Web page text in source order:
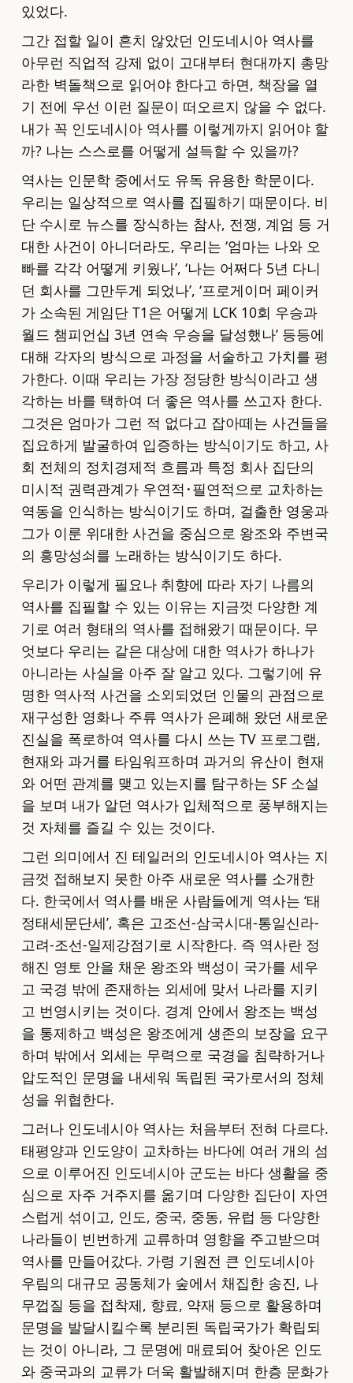
있었다.
그간 접할 일이 흔치 않았던 인도네시아 역사를
아무런 직업적 강제 없이 고대부터 현대까지 총망
라한 벽돌책으로 읽어야 한다고 하면, 책장을 열
기 전에 우선 이런 질문이 떠오르지 않을 수 없다.
내가 꼭 인도네시아 역사를 이렇게까지 읽어야 할
까? 나는 스스로를 어떻게 설득할 수 있을까?
역사는 인문학 중에서도 유독 유용한 학문이다.
우리는 일상적으로 역사를 집필하기 때문이다. 비
단 수시로 뉴스를 장식하는 참사, 전쟁, 계엄 등 거
대한 사건이 아니더라도, 우리는 ‘엄마는 나와 오
빠를 각각 어떻게 키웠나’, ‘나는 어쩌다 5년 다니
던 회사를 그만두게 되었나’, ‘프로게이머 페이커
가 소속된 게임단 T1은 어떻게 LCK 10회 우승과
월드 챔피언십 3년 연속 우승을 달성했나’ 등등에
대해 각자의 방식으로 과정을 서술하고 가치를 평
가한다. 이때 우리는 가장 정당한 방식이라고 생
각하는 바를 택하여 더 좋은 역사를 쓰고자 한다.
그것은 엄마가 그런 적 없다고 잡아떼는 사건들을
집요하게 발굴하여 입증하는 방식이기도 하고, 사
회 전체의 정치경제적 흐름과 특정 회사 집단의
미시적 권력관계가 우연적･필연적으로 교차하는
역동을 인식하는 방식이기도 하며, 걸출한 영웅과
그가 이룬 위대한 사건을 중심으로 왕조와 주변국
의 흥망성쇠를 노래하는 방식이기도 하다.
우리가 이렇게 필요나 취향에 따라 자기 나름의
역사를 집필할 수 있는 이유는 지금껏 다양한 계
기로 여러 형태의 역사를 접해왔기 때문이다. 무
엇보다 우리는 같은 대상에 대한 역사가 하나가
아니라는 사실을 아주 잘 알고 있다. 그렇기에 유
명한 역사적 사건을 소외되었던 인물의 관점으로
재구성한 영화나 주류 역사가 은폐해 왔던 새로운
진실을 폭로하여 역사를 다시 쓰는 TV 프로그램,
현재와 과거를 타임워프하며 과거의 유산이 현재
와 어떤 관계를 맺고 있는지를 탐구하는 SF 소설
을 보며 내가 알던 역사가 입체적으로 풍부해지는
것 자체를 즐길 수 있는 것이다.
그런 의미에서 진 테일러의 인도네시아 역사는 지
금껏 접해보지 못한 아주 새로운 역사를 소개한
다. 한국에서 역사를 배운 사람들에게 역사는 ‘태
정태세문단세’, 혹은 고조선-삼국시대-통일신라-
고려-조선-일제강점기로 시작한다. 즉 역사란 정
해진 영토 안을 채운 왕조와 백성이 국가를 세우
고 국경 밖에 존재하는 외세에 맞서 나라를 지키
고 번영시키는 것이다. 경계 안에서 왕조는 백성
을 통제하고 백성은 왕조에게 생존의 보장을 요구
하며 밖에서 외세는 무력으로 국경을 침략하거나
압도적인 문명을 내세워 독립된 국가로서의 정체
성을 위협한다.
그러나 인도네시아 역사는 처음부터 전혀 다르다.
태평양과 인도양이 교차하는 바다에 여러 개의 섬
으로 이루어진 인도네시아 군도는 바다 생활을 중
심으로 자주 거주지를 옮기며 다양한 집단이 자연
스럽게 섞이고, 인도, 중국, 중동, 유럽 등 다양한
나라들이 빈번하게 교류하며 영향을 주고받으며
역사를 만들어갔다. 가령 기원전 큰 인도네시아
우림의 대규모 공동체가 숲에서 채집한 송진, 나
무껍질 등을 접착제, 향료, 약재 등으로 활용하며
문명을 발달시킬수록 분리된 독립국가가 확립되
는 것이 아니라, 그 문명에 매료되어 찾아온 인도
와 중국과의 교류가 더욱 활발해지며 한층 문화가